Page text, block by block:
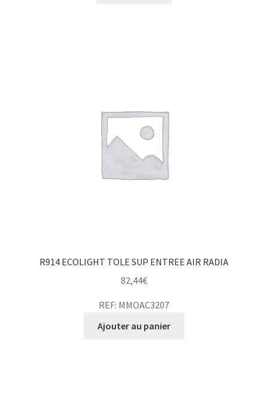
R914 ECOLIGHT TOLE SUP ENTREE AIR RADIA
82,44€
REF: MMOAC3207
Ajouter au panier